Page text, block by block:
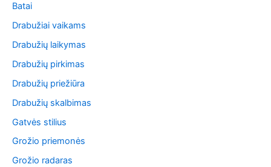
Batai
Drabužiai vaikams
Drabužių laikymas
Drabužių pirkimas
Drabužių priežiūra
Drabužių skalbimas
Gatvės stilius
Grožio priemonės
Grožio radaras